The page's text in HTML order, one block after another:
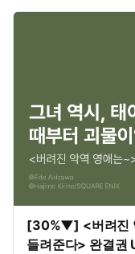
[30%▼] <버려진
들려준다> 완결권